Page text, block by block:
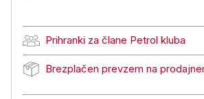
Prihranki za člane Petrol kluba
Prihranki za člane Petrol kluba
Brezplačen prevzem na
Brezplačen prevzem na prodajnem